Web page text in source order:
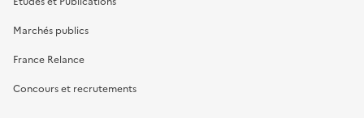
Marchés publics
France Relance
Concours et recrutements